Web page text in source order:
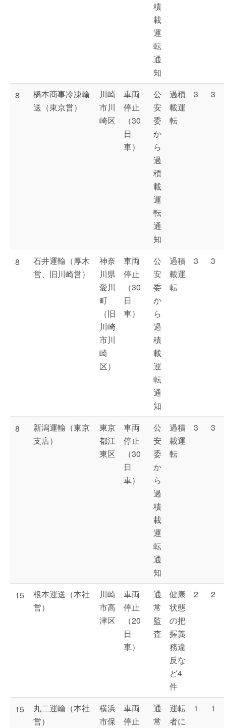
積
載
運
転
通
知
8
橋本商事冷凍輸
送（東京営）
川崎
市川
崎区
車両
停止
（30
日
車）
公
安
委
か
ら
過
積
載
運
転
通
知
過積
載運
転
3 3
8
石井運輸（厚木
営、旧川崎営）
神奈
川県
愛川
町
（旧
川崎
市川
崎
区）
車両
停止
（30
日
車）
公
安
委
か
ら
過
積
載
運
転
通
知
過積
載運
転
3 3
8
新潟運輸（東京
支店）
東京
都江
東区
車両
停止
（30
日
車）
公
安
委
か
ら
過
積
載
運
転
通
知
過積
載運
転
3 3
15
根本運送（本社
営）
川崎
市高
津区
車両
停止
（20
日
車）
通
常
監
査
健康
状態
の把
握義
務違
反な
ど4
件
2 2
15
丸二運輸（本社
営）
横浜
市保
車両
停止
通
常
運転
者に
1 1